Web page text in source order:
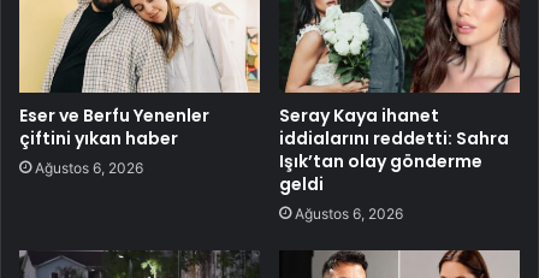
Eser ve Berfu Yenenler
çiftini yıkan haber
Ağustos 6, 2026
Seray Kaya ihanet
iddialarını reddetti: Sahra
Işık’tan olay gönderme
geldi
Ağustos 6, 2026